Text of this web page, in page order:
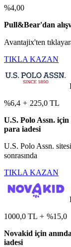
%4,00
Pull&Bear'dan
Avantajix'ten
TIKLA KAZAN
%6,4 + 225,0 TL
U.S. Polo Assn.
para iadesi
U.S. Polo Assn.
sonrasında
TIKLA KAZAN
1000,0 TL + %15,0
Novakid için
iadesi